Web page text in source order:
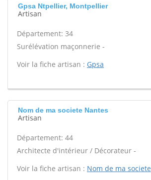
Gpsa Ntpellier, Montpellier
Artisan
Département: 34
Surélévation maçonnerie -
Voir la fiche artisan : Gpsa
Nom de ma societe Nantes
Artisan
Département: 44
Architecte d'intérieur / Décorateur -
Voir la fiche artisan : Nom de ma societe